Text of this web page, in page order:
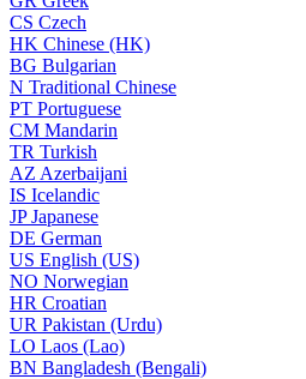
CS Czech
HK Chinese (HK)
BG Bulgarian
N Traditional Chinese
PT Portuguese
CM Mandarin
TR Turkish
AZ Azerbaijani
IS Icelandic
JPJapanese
DE German
US English (US)
NO Norwegian
HR Croatian
UR Pakistan (Urdu)
LO Laos (Lao)
BN Bangladesh (Bengali)